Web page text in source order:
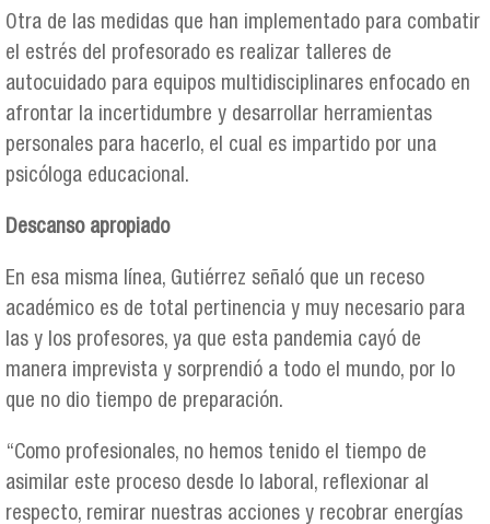
Otra de las medidas que han implementado para combatir
el estrés del profesorado es realizar talleres de
autocuidado para equipos multidisciplinares enfocado en
afrontar la incertidumbre y desarrollar herramientas
personales para hacerlo, el cual es impartido por una
psicóloga educacional.
Descanso apropiado
En esa misma línea, Gutiérrez señaló que un receso
académico es de total pertinencia y muy necesario para
las y los profesores, ya que esta pandemia cayó de
manera imprevista y sorprendió a todo el mundo, por lo
que no dio tiempo de preparación.
“Como profesionales, no hemos tenido el tiempo de
asimilar este proceso desde lo laboral, reflexionar al
respecto, remirar nuestras acciones y recobrar energías